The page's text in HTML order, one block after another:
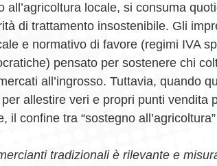
all’agricoltura locale, si consuma
di trattamento insostenibile. Gli
e normativo di favore (regimi IVA
pensato per sostenere chi
all’ingrosso. Tuttavia, quando
allestire veri e propri punti vendita
il confine tra “sostegno
tradizionali è rilevante e